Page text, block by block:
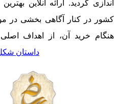
اندازی گردید. ارائه آنلاین
کشور در کنار آگاهی بخشی در
هنگام خرید آن، از اهداف
داستان شکل